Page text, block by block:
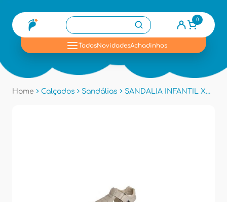
0
TodosNovidadesAchadinhos
Home Calçados Sandálias SANDALIA INFANTIL XUA XUA 101.054 - Areia